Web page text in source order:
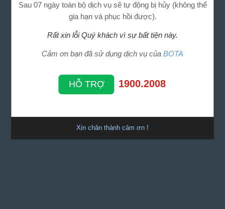
Sau 07 ngày toàn bộ dịch vụ sẽ tự động bị hủy (không thể
gia hạn và phục hồi được).
Rất xin lỗi Quý khách vì sự bất tiện này.
Cảm ơn bạn đã sử dụng dịch vụ của BOTA
HỖ TRỢ 1900.2008
Xin chân thành cảm ơn !